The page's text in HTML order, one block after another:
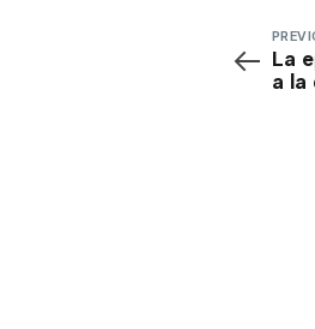
La
a la